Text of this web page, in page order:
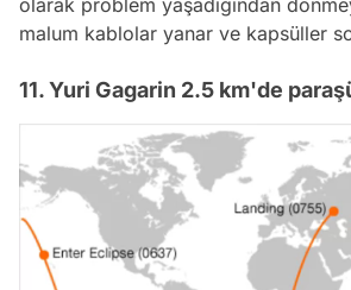
malum kablolar yanar ve kapsüller
11. Yuri Gagarin 2.5 km'de